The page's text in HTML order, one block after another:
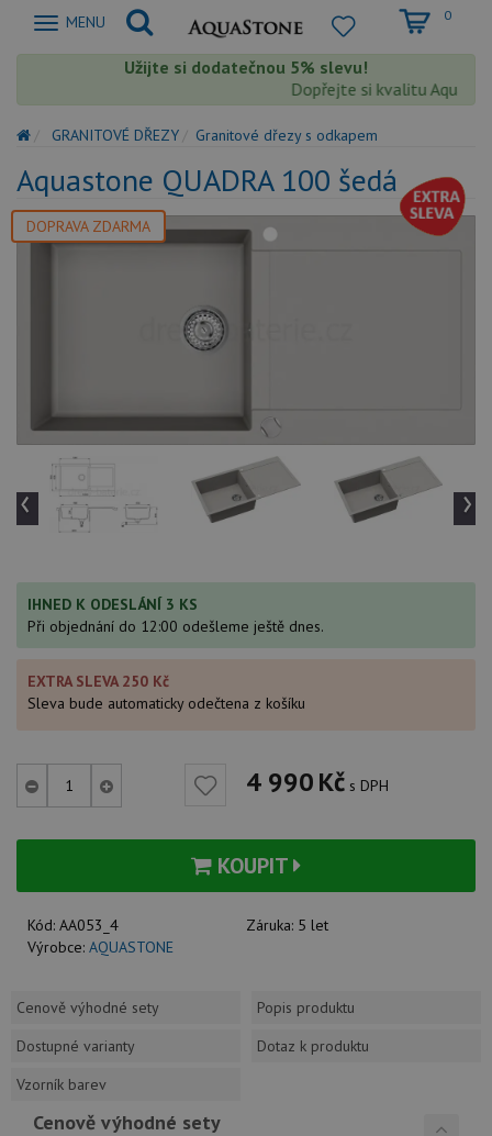
Zobrazit
MENU 0
Užijte si dodatečnou 5% slevu!
Dopřejte si kvalitu
GRANITOVÉ DŘEZY Granitové dřezy s odkapem
Aquastone QUADRA 100 šedá
DOPRAVA ZDARMA
‹ ›
IHNED K ODESLÁNÍ 3 KS
Při objednání do 12:00 odešleme ještě dnes.
EXTRA SLEVA 250 Kč
Sleva bude automaticky odečtena z košíku
4 990Kč s DPH
KOUPIT
Kód: AA053_4 Záruka: 5 let
Výrobce: AQUASTONE
Cenově výhodné sety
Popis produktu
Dostupné varianty
Dotaz k produktu
Vzorník barev
Cenově výhodné sety